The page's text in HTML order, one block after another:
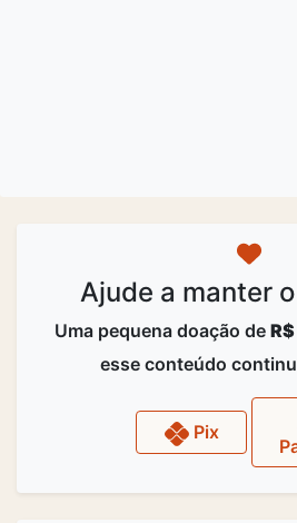
Ajude a manter
Uma pequena doação de
esse conteúdo
Pix